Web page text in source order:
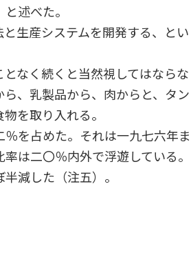
述べた。
生産システムを開発する、とい
なく続くと当然視してはならな
、乳製品から、肉からと、タン
を取り入れる。
を占めた。それは一九七六年ま
は二〇％内外で浮遊している。
減した（注五）。